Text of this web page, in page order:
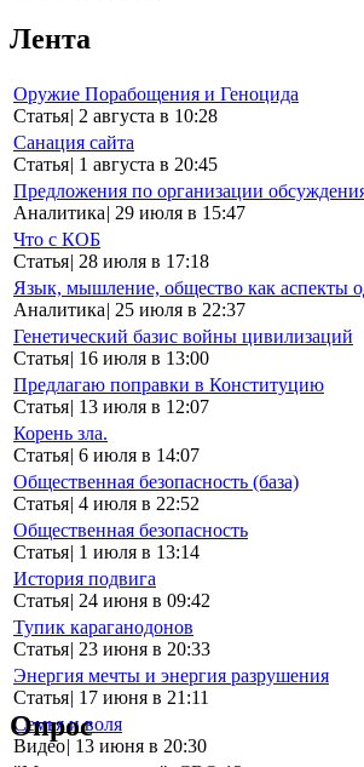
Лента
Оружие Порабощения и Геноцида
Статья| 2 августа в 10:28
Санация сайта
Статья| 1 августа в 20:45
Предложения по организации
Аналитика| 29 июля в 15:47
Что с КОБ
Статья| 28 июля в 17:18
Язык, мышление, общество как аспекты
Аналитика| 25 июля в 22:37
Генетический базис войны цивилизаций
Статья| 16 июля в 13:00
Предлагаю поправки в Конституцию
Статья| 13 июля в 12:07
Корень зла.
Статья| 6 июля в 14:07
Общественная безопасность (база)
Статья| 4 июля в 22:52
Общественная безопасность
Статья| 1 июля в 13:14
История подвига
Статья| 24 июня в 09:42
Тупик караганодонов
Статья| 23 июня в 20:33
Энергия мечты и энергия разрушения
Статья| 17 июня в 21:11
Семья и воля
Видео| 13 июня в 20:30
Опрос